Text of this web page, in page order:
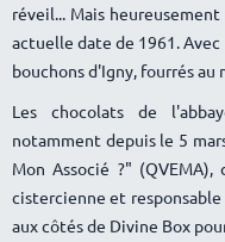
réveil... Mais
actuelle date de 1961.
bouchons d'Igny, fourrés au
Les chocolats de
notamment depuis le 5
Mon Associé ?"
cistercienne et
aux côtés de Divine Box